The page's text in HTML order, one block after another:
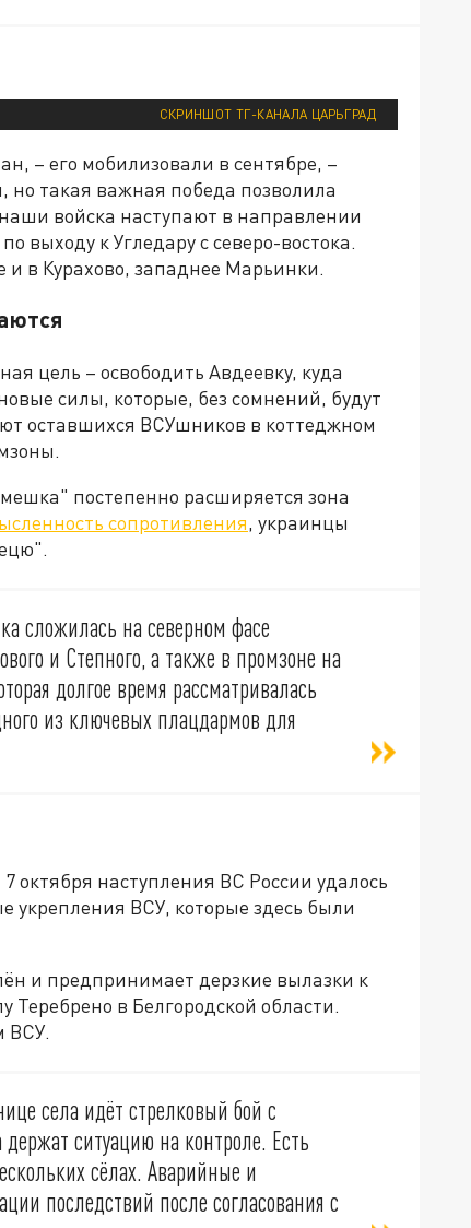
СКРИНШОТ ТГ-КАНАЛА ЦАРЬГРАД
– его мобилизовали в сентябре, –
но такая важная победа позволила
войска наступают в направлении
выходу к Угледару с северо-востока.
и в Курахово, западнее Марьинки.
цель – освободить Авдеевку, куда
силы, которые, без сомнений, будут
оставшихся ВСУшников в коттеджном
постепенно расширяется зона
сопротивления, украинцы
сложилась на северном фасе
и Степного, а также в промзоне на
долгое время рассматривалась
из ключевых плацдармов для
октября наступления ВС России удалось
укрепления ВСУ, которые здесь были
и предпринимает дерзкие вылазки к
Теребрено в Белгородской области.
ВСУ.
села идёт стрелковый бой с
ситуацию на контроле. Есть
сёлах. Аварийные и
последствий после согласования с